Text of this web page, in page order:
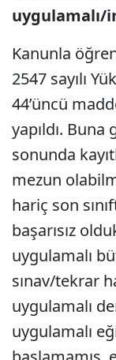
uygulamalı/
Kanunla
2547 sayılı
44’üncü
yapıldı.
sonunda
mezun
hariç son
başarısız
uygulamalı
sınav/tekrar
uygulamalı
uygulamalı